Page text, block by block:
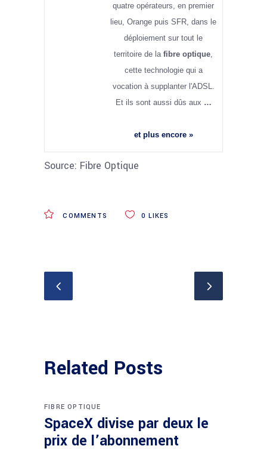
quatre opérateurs, en premier
lieu, Orange puis SFR, dans le
déploiement sur tout le
territoire de la fibre optique,
cette technologie qui a
vocation à supplanter l'ADSL.
Et ils sont aussi dûs aux …
et plus encore »
Source: Fibre Optique
COMMENTS 0 LIKES
Related Posts
FIBRE OPTIQUE
SpaceX divise par deux le
prix de l’abonnement